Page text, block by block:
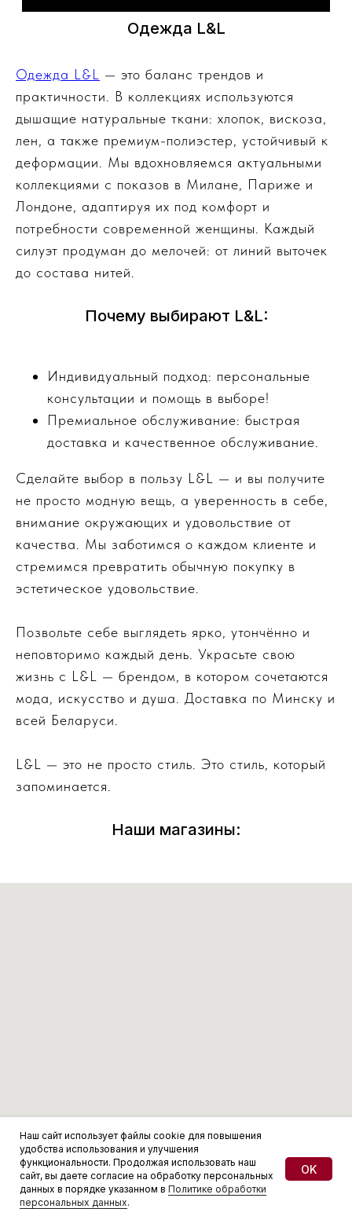
Одежда L&L
Одежда L&L
— это баланс трендов и
практичности. В коллекциях используются
дышащие натуральные ткани: хлопок, вискоза,
лен, а также премиум-полиэстер, устойчивый к
деформации. Мы вдохновляемся актуальными
коллекциями с показов в Милане, Париже и
Лондоне, адаптируя их под комфорт и
потребности современной женщины. Каждый
силуэт продуман до мелочей: от линий выточек
до состава нитей.
Почему выбирают L&L:
Индивидуальный подход: персональные
консультации и помощь в выборе!
Премиальное обслуживание: быстрая
доставка и качественное обслуживание.
Сделайте выбор в пользу L&L — и вы получите
не просто модную вещь, а уверенность в себе,
внимание окружающих и удовольствие от
качества. Мы заботимся о каждом клиенте и
стремимся превратить обычную покупку в
эстетическое удовольствие.
Позвольте себе выглядеть ярко, утончённо и
неповторимо каждый день. Украсьте свою
жизнь с L&L — брендом, в котором сочетаются
мода, искусство и душа. Доставка по Минску и
всей Беларуси.
L&L — это не просто стиль. Это стиль, который
запоминается.
Наши магазины:
Наш сайт использует файлы cookie для повышения
удобства использования и улучшения
функциональности. Продолжая использовать наш
сайт, вы даете согласие на обработку персональных
данных в порядке указанном в Политике обработки
персональных данных.
OK